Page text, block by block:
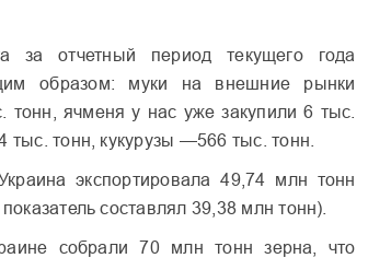
за отчетный период текущего года
образом: муки на внешние рынки
тонн, ячменя у нас уже закупили 6 тыс.
тонн, кукурузы —566 тыс. тонн.
экспортировала 49,74 млн тонн
составлял 39,38 млн тонн).
собрали 70 млн тонн зерна, что